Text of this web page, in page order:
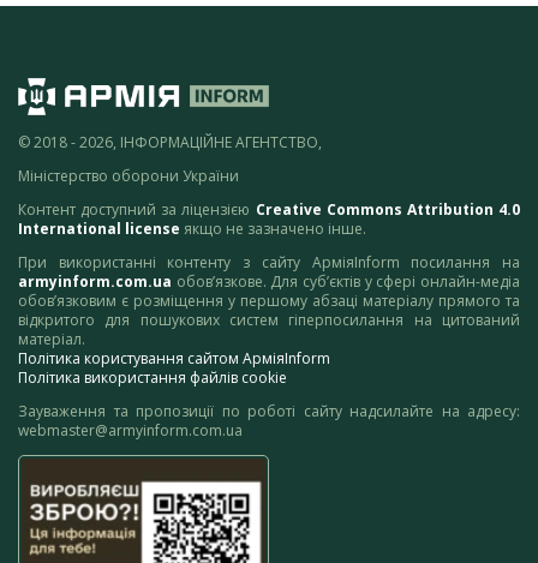
© 2018 - 2026, ІНФОРМАЦІЙНЕ АГЕНТСТВО,
Міністерство оборони України
Контент доступний за ліцензією Creative Commons Attribution 4.0
International license якщо не зазначено інше.
При використанні контенту з сайту АрміяInform посилання на
armyinform.com.ua обов’язкове. Для суб’єктів у сфері онлайн-медіа
обов’язковим є розміщення у першому абзаці матеріалу прямого та
відкритого для пошукових систем гіперпосилання на цитований
матеріал.
Політика користування сайтом АрміяInform
Політика використання файлів cookie
Зауваження та пропозиції по роботі сайту надсилайте на адресу:
webmaster@armyinform.com.ua